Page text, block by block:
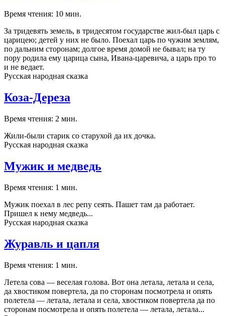
Время чтения: 10 мин.
За тридевять земель, в тридесятом государстве жил-был царь с
царицею; детей у них не было. Поехал царь по чужим землям,
по дальним сторонам; долгое время домой не бывал; на ту
пору родила ему царица сына, Ивана-царевича, а царь про то
и не ведает.
Русская народная сказка
Коза-Дереза
Время чтения: 2 мин.
Жили-были старик со старухой да их дочка.
Русская народная сказка
Мужик и медведь
Время чтения: 1 мин.
Мужик поехал в лес репу сеять. Пашет там да работает.
Пришел к нему медведь...
Русская народная сказка
Журавль и цапля
Время чтения: 1 мин.
Летела сова — веселая голова. Вот она летала, летала и села,
да хвостиком повертела, да по сторонам посмотрела и опять
полетела — летала, летала и села, хвостиком повертела да по
сторонам посмотрела и опять полетела — летала, летала...